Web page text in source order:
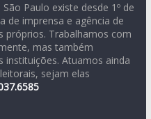
Paulo existe desde 1º de
de imprensa e agência de
próprios. Trabalhamos com
mas também
instituições. Atuamos ainda
sejam elas